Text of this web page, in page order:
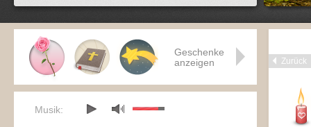
Zurück
Geschenke
anzeigen
Musik: